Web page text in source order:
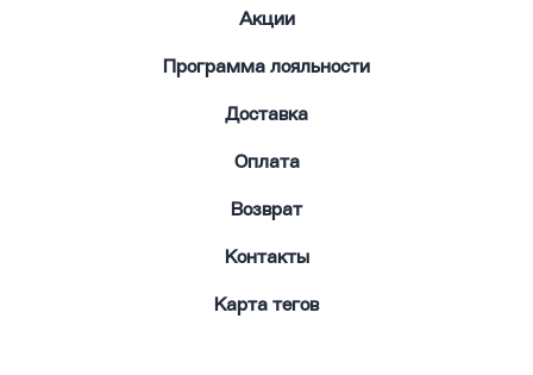
Акции
Программа лояльности
Доставка
Оплата
Возврат
Контакты
Карта тегов